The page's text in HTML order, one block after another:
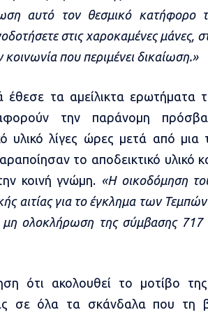
αυτό τον θεσμικό κατήφορο
στις χαροκαμένες μάνες,
που περιμένει δικαίωση.»
έθεσε τα αμείλικτα ερωτήματα
την παράνομη
υλικό λίγες ώρες μετά από μια
το αποδεικτικό υλικό
κοινή γνώμη. «Η οικοδόμηση
αιτίας για το έγκλημα των
ολοκλήρωση της σύμβασης 717
ότι ακολουθεί το μοτίβο
σε όλα τα σκάνδαλα που τη